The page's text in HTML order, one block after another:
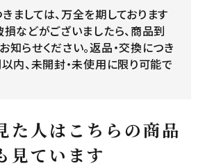
ましては、万全を期しております
損などがございましたら、商品到
らせください。返品・交換につき
内、未開封・未使用に限り可能で
た人はこちらの商品
見ています